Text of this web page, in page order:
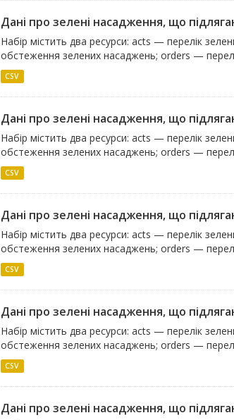
Дані про зелені насадження, що
Набір містить два ресурси: acts — перелік
обстеження зелених насаджень; orders —
CSV
Дані про зелені насадження, що
Набір містить два ресурси: acts — перелік
обстеження зелених насаджень; orders —
CSV
Дані про зелені насадження, що
Набір містить два ресурси: acts — перелік
обстеження зелених насаджень; orders —
CSV
Дані про зелені насадження, що
Набір містить два ресурси: acts — перелік
обстеження зелених насаджень; orders —
CSV
Дані про зелені насадження, що